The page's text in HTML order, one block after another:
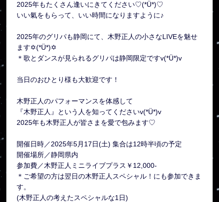
2025年もたくさん逢いにきてください♡(*Ü*)♡
いい氣をもらって、いい時間になりますように♪
2025年のグリパも静岡にて、木野正人の小さなLIVEを魅せ
ます✡(*Ü*)✡
＊歌とダンスが見られるグリパは静岡限定ですv(*Ü*)v
当日のおひとり様も大歓迎です！
木野正人のパフォーマンスを体感して
『木野正人』という人を知ってくださいv(*Ü*)v
2025年も木野正人が皆さまを愛で包みます♡
開催日時／2025年5月17日(土) 集合は12時半頃の予定
開催場所／静岡県内
参加費／木野正人ミニライブプラス￥12,000-
＊ご希望の方は翌日の木野正人スペシャル！にも参加できま
す。
(木野正人の考えたスペシャルな1日)